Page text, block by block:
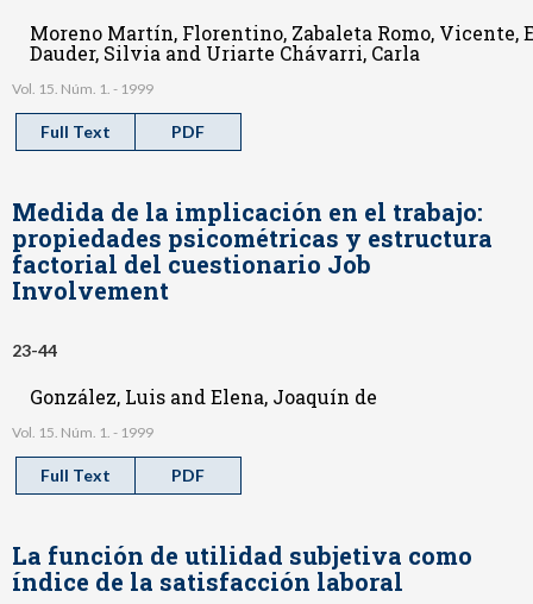
Moreno Martín, Florentino, Zabaleta Romo, Vicente,
Dauder, Silvia and Uriarte Chávarri, Carla
Vol. 15. Núm. 1. - 1999
Full Text PDF
Medida de la implicación en el trabajo:
propiedades psicométricas y estructura
factorial del cuestionario Job
Involvement
23-44
González, Luis and Elena, Joaquín de
Vol. 15. Núm. 1. - 1999
Full Text PDF
La función de utilidad subjetiva como
índice de la satisfacción laboral